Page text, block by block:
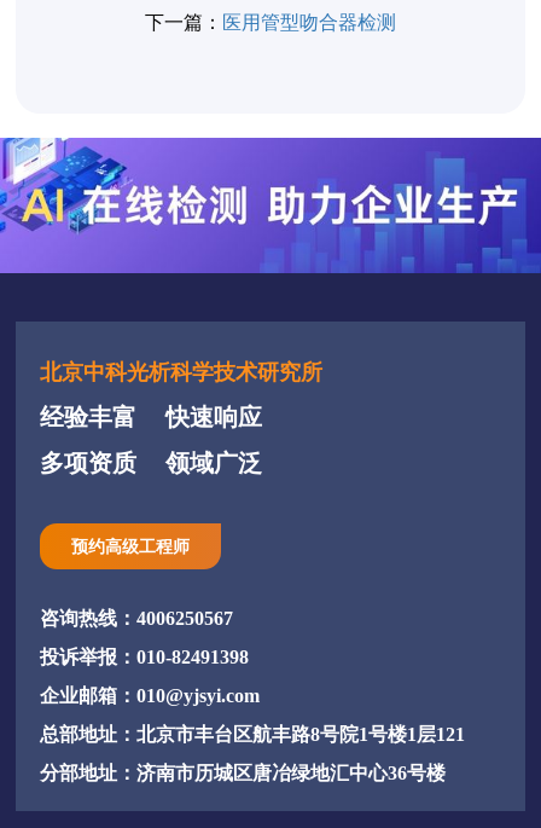
下一篇： 医用管型吻合器检测
北京中科光析科学技术研究所
经验丰富
快速响应
多项资质
领域广泛
预约高级工程师
咨询热线：4006250567
投诉举报：010-82491398
企业邮箱：010@yjsyi.com
总部地址：北京市丰台区航丰路8号院1号楼1层121
分部地址：济南市历城区唐冶绿地汇中心36号楼